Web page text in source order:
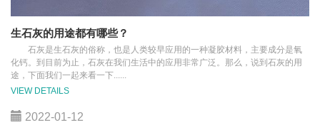
生石灰的用途都有哪些？
石灰是生石灰的俗称，也是人类较早应用的一种凝胶材料，主要成分是氧
化钙。到目前为止，石灰在我们生活中的应用非常广泛。那么，说到石灰的用
途，下面我们一起来看一下......
VIEW DETAILS
2022-01-12